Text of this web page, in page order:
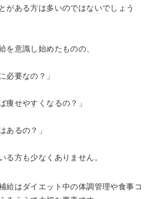
がある方は多いのではないでしょう
を意識し始めたものの、
必要なの？」
痩せやすくなるの？」
あるの？」
る方も少なくありません。
給はダイエット中の体調管理や食事コ